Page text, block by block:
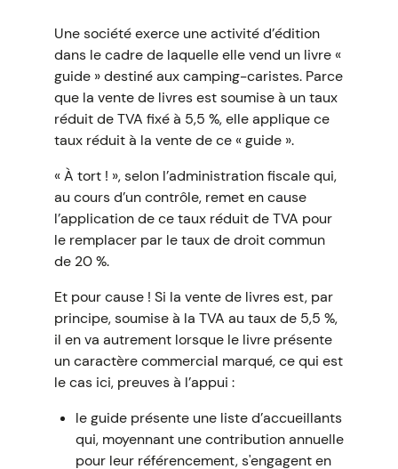
Une société exerce une activité d’édition
dans le cadre de laquelle elle vend un livre «
guide » destiné aux camping-caristes. Parce
que la vente de livres est soumise à un taux
réduit de TVA fixé à 5,5 %, elle applique ce
taux réduit à la vente de ce « guide ».
« À tort ! », selon l’administration fiscale qui,
au cours d’un contrôle, remet en cause
l’application de ce taux réduit de TVA pour
le remplacer par le taux de droit commun
de 20 %.
Et pour cause ! Si la vente de livres est, par
principe, soumise à la TVA au taux de 5,5 %,
il en va autrement lorsque le livre présente
un caractère commercial marqué, ce qui est
le cas ici, preuves à l’appui :
le guide présente une liste d’accueillants
qui, moyennant une contribution annuelle
pour leur référencement, s'engagent en